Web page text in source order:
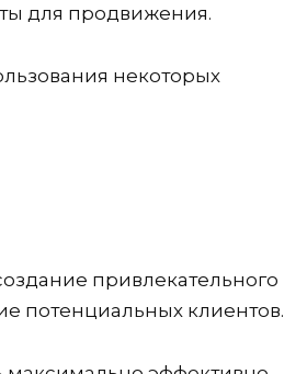
для продвижения.
некоторых
привлекательного
потенциальных клиентов.